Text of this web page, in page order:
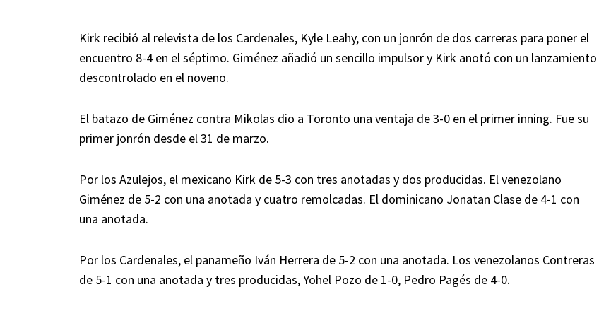
Kirk recibió al relevista de los Cardenales, Kyle Leahy, con un jonrón de dos carreras para poner el
encuentro 8-4 en el séptimo. Giménez añadió un sencillo impulsor y Kirk anotó con un lanzamiento
descontrolado en el noveno.
El batazo de Giménez contra Mikolas dio a Toronto una ventaja de 3-0 en el primer inning. Fue su
primer jonrón desde el 31 de marzo.
Por los Azulejos, el mexicano Kirk de 5-3 con tres anotadas y dos producidas. El venezolano
Giménez de 5-2 con una anotada y cuatro remolcadas. El dominicano Jonatan Clase de 4-1 con
una anotada.
Por los Cardenales, el panameño Iván Herrera de 5-2 con una anotada. Los venezolanos Contreras
de 5-1 con una anotada y tres producidas, Yohel Pozo de 1-0, Pedro Pagés de 4-0.